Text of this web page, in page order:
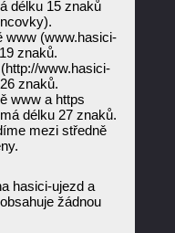
délku 15 znaků
www (www.hasici-
znaků.
www.hasici-
znaků.
www a https
délku 27 znaků.
mezi středně
hasici-ujezd a
žádnou